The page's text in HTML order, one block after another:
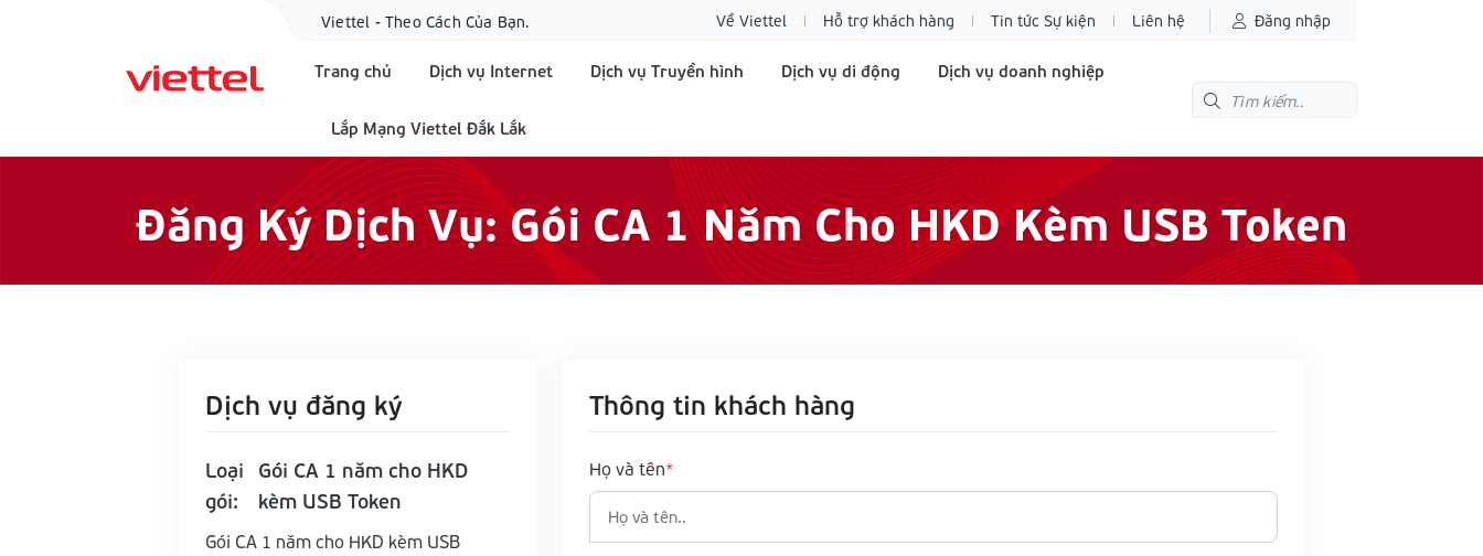
Viettel - Theo Cách Của Bạn. Về Viettel Hỗ trợ khách hàng Tin tức Sự kiện Liên hệ Đăng nhập
Trang chủ Dịch vụ Internet Dịch vụ Truyền hình Dịch vụ di động Dịch vụ doanh nghiệp
Lắp Mạng Viettel Đắk Lắk
Đăng Ký Dịch Vụ: Gói CA 1 Năm Cho HKD Kèm USB Token
Dịch vụ đăng ký
Loại
gói:
Gói CA 1 năm cho HKD
kèm USB Token
Gói CA 1 năm cho HKD kèm USB
Thông tin khách hàng
Họ và tên